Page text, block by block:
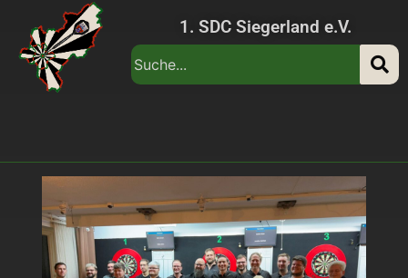
1. SDC Siegerland e.V.